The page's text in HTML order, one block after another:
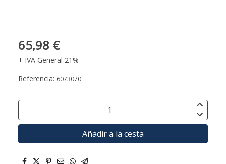
65,98 €
+ IVA General 21%
Referencia: 6073070
Añadir a la cesta